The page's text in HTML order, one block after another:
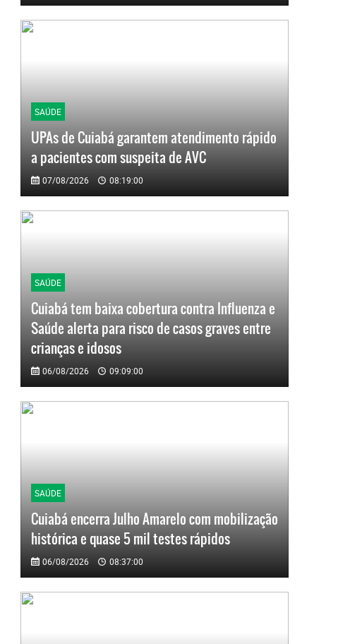
SAÚDE
UPAs de Cuiabá garantem atendimento rápido
a pacientes com suspeita de AVC
07/08/2026 08:19:00
SAÚDE
Cuiabá tem baixa cobertura contra Influenza e
Saúde alerta para risco de casos graves entre
crianças e idosos
06/08/2026 09:09:00
SAÚDE
Cuiabá encerra Julho Amarelo com mobilização
histórica e quase 5 mil testes rápidos
06/08/2026 08:37:00